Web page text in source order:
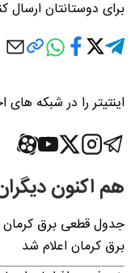
برای دوستانتان ارسال
اینتیتر را در شبکه های
هم اکنون
برق کرمان اعلام شد